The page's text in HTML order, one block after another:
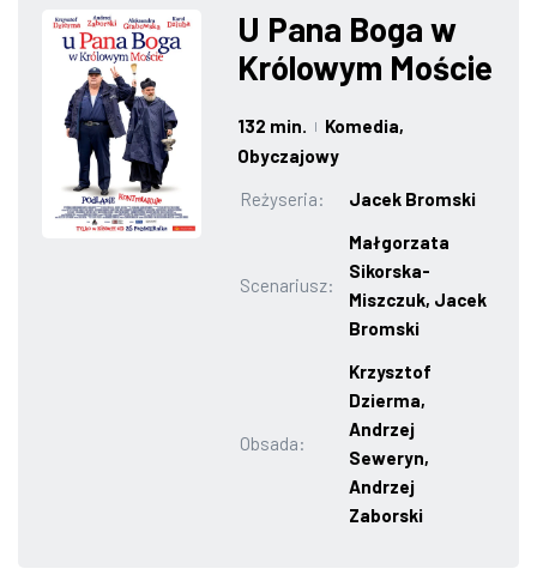
IMPREZY
ROZRYWKA
W KINACH
GASTRONOMIA
U Pana Boga w
Królowym Moście
132 min. | Komedia,
Obyczajowy
Reżyseria:
Jacek Bromski
Scenariusz:
Małgorzata
Sikorska-
Miszczuk, Jacek
Bromski
Obsada:
Krzysztof
Dzierma,
Andrzej
Seweryn,
Andrzej
Zaborski